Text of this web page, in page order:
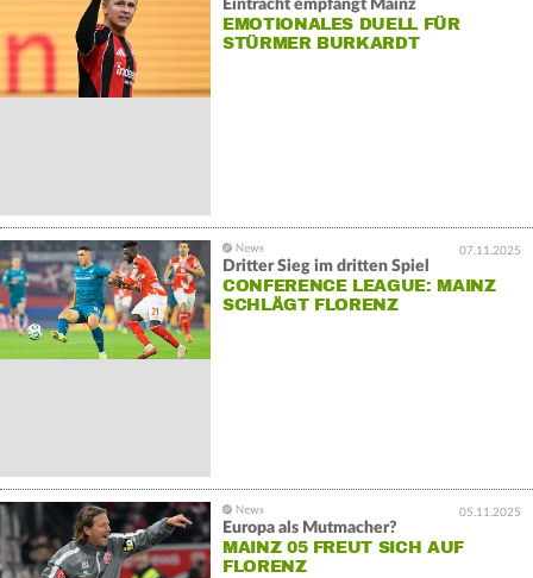
Eintracht empfängt Mainz
EMOTIONALES DUELL FÜR
STÜRMER BURKARDT
07.11.2025
Dritter Sieg im dritten Spiel
CONFERENCE LEAGUE: MAINZ
SCHLÄGT FLORENZ
05.11.2025
Europa als Mutmacher?
MAINZ 05 FREUT SICH AUF
FLORENZ